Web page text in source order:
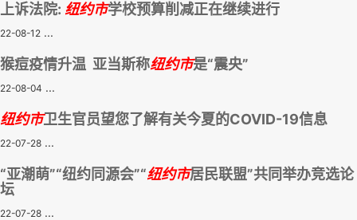
上诉法院: 纽约市学校预算削减正在继续进行
22-08-12 ...
猴痘疫情升温 亚当斯称纽约市是“震央”
22-08-04 ...
纽约市卫生官员望您了解有关今夏的COVID-19信息
22-07-28 ...
“亚潮萌”“纽约同源会”“纽约市居民联盟”共同举办竞选论
坛
22-07-28 ...